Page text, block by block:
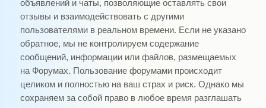
объявлений и чаты, позволяющие оставлять свои
отзывы и взаимодействовать с другими
пользователями в реальном времени. Если не указано
обратное, мы не контролируем содержание
сообщений, информации или файлов, размещаемых
на Форумах. Пользование форумами происходит
целиком и полностью на ваш страх и риск. Однако мы
сохраняем за собой право в любое время разглашать